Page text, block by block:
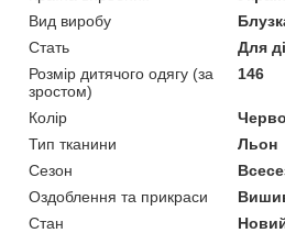
Вид виробу
Стать
Для
Розмір дитячого одягу (за
зростом)
146
Колір
Тип тканини
Льон
Сезон
Оздоблення та прикраси
Стан